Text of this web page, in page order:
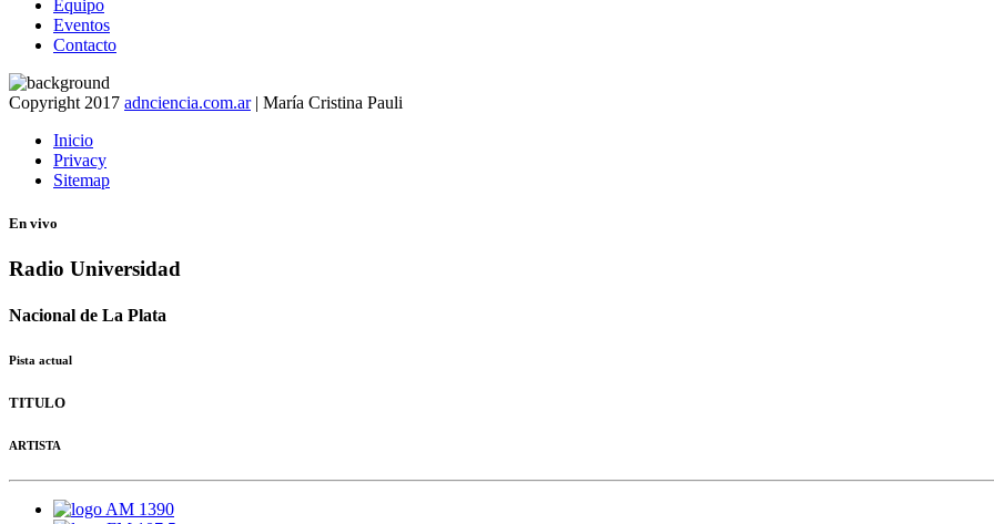
Equipo
Eventos
Contacto
Copyright 2017 adnciencia.com.ar| María Cristina Pauli
Inicio
Privacy
Sitemap
En vivo
Radio Universidad
Nacional de La Plata
Pista actual
TITULO
ARTISTA
AM 1390